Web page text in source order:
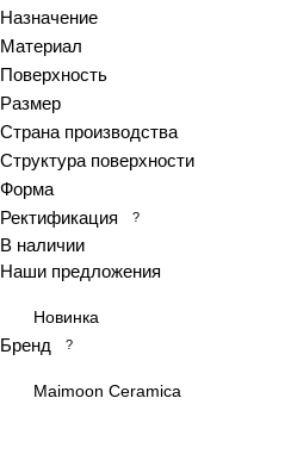
Ardesia
Arena
Argentina
Armani marble
Art
Arts
Ascot
Asher
At.Aren
At.Elite
Назначение
Материал
Поверхность
Размер
Страна производства
Структура поверхности
Форма
Ректификация
?
В наличии
Наши предложения
Новинка
Бренд ?
Maimoon Ceramica